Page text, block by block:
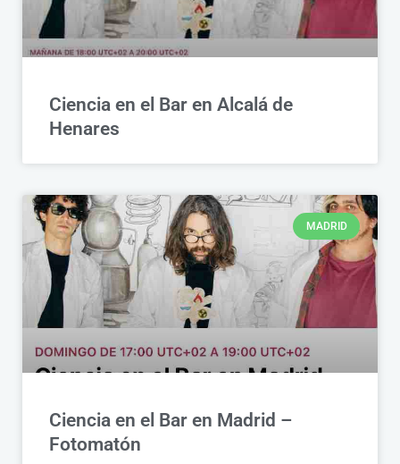
Ciencia en el Bar en Alcalá de
Henares
MADRID
Ciencia en el Bar en Madrid –
Fotomatón